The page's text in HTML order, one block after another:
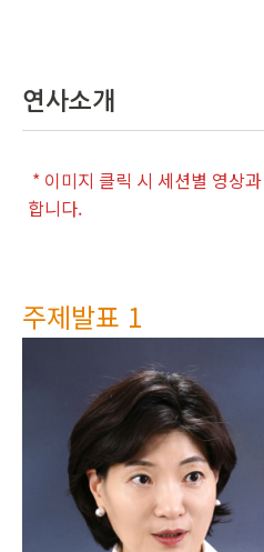
연사소개
* 이미지 클릭 시 세션별 영상
합니다.
주제발표 1